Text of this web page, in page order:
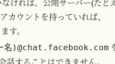
ければ、公開サーバー(たと
ウントを持っていれば、
す。
名)@chat.facebook.com
することはできません。